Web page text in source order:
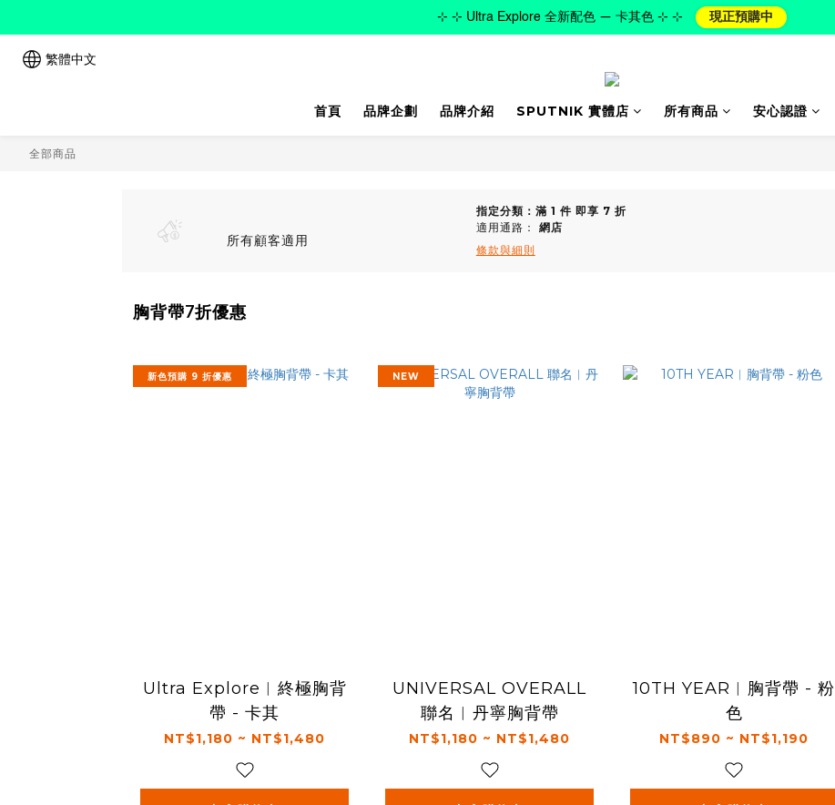
繁體中文
首頁 品牌企劃 品牌介紹 SPUTNIK 實體店 所有商品 安心認證
全部商品
所有顧客適用
指定分類：滿 1 件 即享 7 折
適用通路： 網店
條款與細則
胸背帶7折優惠
新色預購 9 折優惠
Ultra Explore︱終極胸背
帶 - 卡其
NT$1,180 ~ NT$1,480
NEW
UNIVERSAL OVERALL
聯名︱丹寧胸背帶
NT$1,180 ~ NT$1,480
10TH YEAR︱胸背帶 - 粉
色
NT$890 ~ NT$1,190
⊹ ⊹ Ultra Explore 全新配色 — 卡其色 ⊹ ⊹ 現正預購中